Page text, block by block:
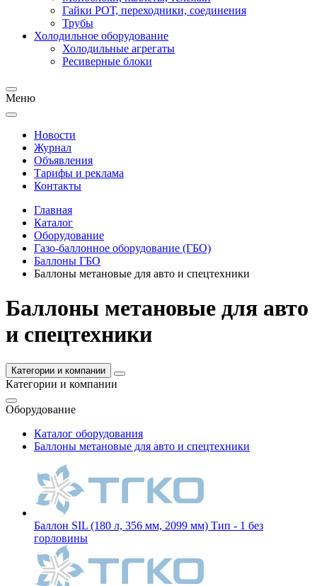
Гайки РОТ, переходники, соединения
Трубы
Холодильное оборудование
Холодильные агрегаты
Ресиверные блоки
Меню
Новости
Журнал
Объявления
Тарифы и реклама
Контакты
Главная
Каталог
Оборудование
Газо-баллонное оборудование (ГБО)
Баллоны ГБО
Баллоны метановые для авто и спецтехники
Баллоны метановые для авто
и спецтехники
Категории и компании
Категории и компании
Оборудование
Каталог оборудования
Баллоны метановые для авто и спецтехники
Баллон SIL (180 л, 356 мм, 2099 мм) Тип - 1 без
горловины